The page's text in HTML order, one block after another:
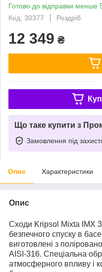
Готово до відправки менше
Код: 30377
Роздріб
12 349 ₴
Що таке купити з
Замовлення під
Опис Характеристики
Опис
Сходи Kripsol Mixta IMX
безпечного спуску в
виготовлені з
AISI-316. Спеціальна
атмосферного впливу і